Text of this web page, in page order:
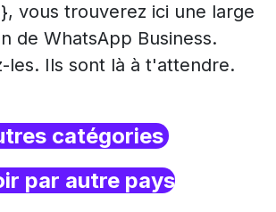
vous trouverez ici une large
de WhatsApp Business.
les. Ils sont là à t'attendre.
catégories
par autre pays